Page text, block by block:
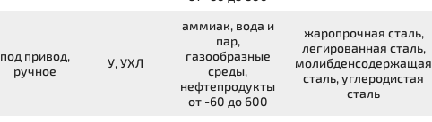
под привод,
ручное
У, УХЛ
аммиак, вода и
пар,
газообразные
среды,
нефтепродукты
от -60 до 600
жаропрочная сталь,
легированная сталь,
молибденсодержащая
сталь, углеродистая
сталь